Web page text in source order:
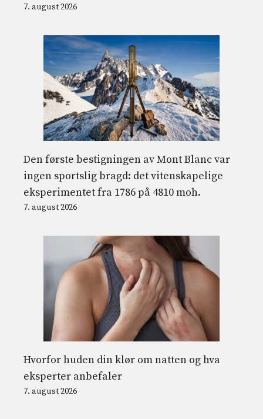
7. august 2026
Den første bestigningen av Mont Blanc var
ingen sportslig bragd: det vitenskapelige
eksperimentet fra 1786 på 4810 moh.
7. august 2026
Hvorfor huden din klør om natten og hva
eksperter anbefaler
7. august 2026